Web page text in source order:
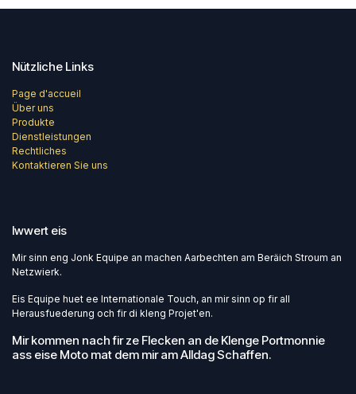
Nützliche Links
Page d'accueil
Über uns
Produkte
Dienstleistungen
Rechtliches
Kontaktieren Sie uns
Iwwert eis
Mir sinn eng Jonk Equipe an machen Aarbechten am Beräich Stroum an
Netzwierk.
Eis Equipe huet ee Internationale Touch, an mir sinn op fir all
Herausfuederung och fir di kleng Projet'en.
Mir kommen nach fir ze Flecken an de Klenge Portmonnie
ass eise Moto mat dem mir am Alldag Schaffen.